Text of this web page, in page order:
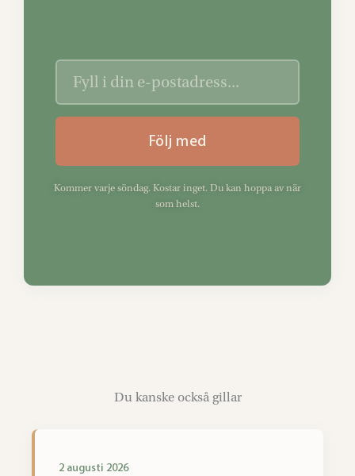
Följ med
Kommer varje söndag. Kostar inget. Du kan hoppa av när
som helst.
Du kanske också gillar
2 augusti 2026